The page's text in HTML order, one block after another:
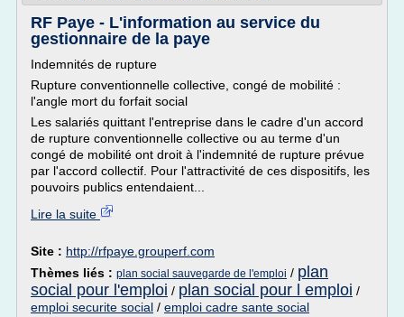
RF Paye - L'information au service du
gestionnaire de la paye
Indemnités de rupture
Rupture conventionnelle collective, congé de mobilité :
l'angle mort du forfait social
Les salariés quittant l'entreprise dans le cadre d'un accord
de rupture conventionnelle collective ou au terme d'un
congé de mobilité ont droit à l'indemnité de rupture prévue
par l'accord collectif. Pour l'attractivité de ces dispositifs, les
pouvoirs publics entendaient...
Lire la suite
Site : http://rfpaye.grouperf.com
Thèmes liés : plan social sauvegarde de l'emploi / plan
social pour l'emploi / plan social pour l emploi /
emploi securite social / emploi cadre sante social